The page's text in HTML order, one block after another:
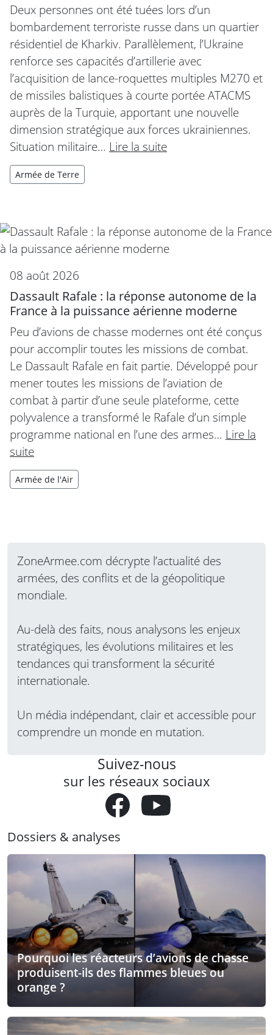
Deux personnes ont été tuées lors d’un
bombardement terroriste russe dans un quartier
résidentiel de Kharkiv. Parallèlement, l’Ukraine
renforce ses capacités d’artillerie avec
l’acquisition de lance-roquettes multiples M270 et
de missiles balistiques à courte portée ATACMS
auprès de la Turquie, apportant une nouvelle
dimension stratégique aux forces ukrainiennes.
Situation militaire… Lire la suite
Armée de Terre
08 août 2026
Dassault Rafale : la réponse autonome de la
France à la puissance aérienne moderne
Peu d’avions de chasse modernes ont été conçus
pour accomplir toutes les missions de combat.
Le Dassault Rafale en fait partie. Développé pour
mener toutes les missions de l’aviation de
combat à partir d’une seule plateforme, cette
polyvalence a transformé le Rafale d’un simple
programme national en l’une des armes… Lire la
suite
Armée de l'Air
ZoneArmee.com décrypte l’actualité des
armées, des conflits et de la géopolitique
mondiale.
Au-delà des faits, nous analysons les enjeux
stratégiques, les évolutions militaires et les
tendances qui transforment la sécurité
internationale.
Un média indépendant, clair et accessible pour
comprendre un monde en mutation.
Suivez-nous
sur les réseaux sociaux
Dossiers & analyses
Pourquoi les réacteurs d’avions de chasse
produisent-ils des flammes bleues ou
orange ?